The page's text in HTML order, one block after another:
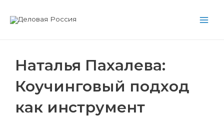
Наталья Пахалева:
Коучинговый подход
как инструмент